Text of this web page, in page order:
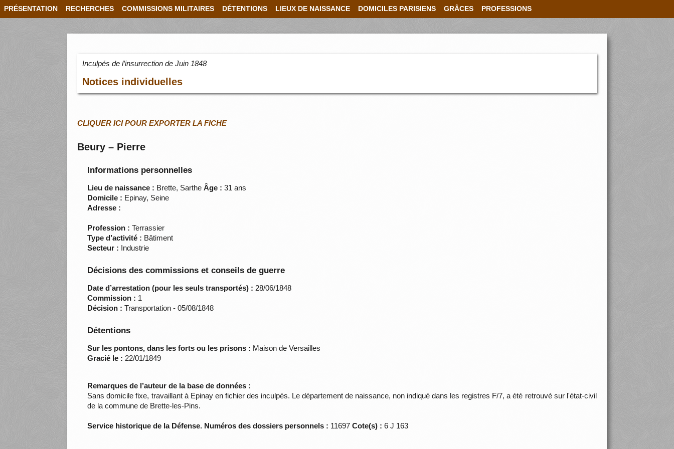
PRÉSENTATION RECHERCHES COMMISSIONS MILITAIRES DÉTENTIONS LIEUX DE NAISSANCE DOMICILES PARISIENS GRÂCES PROFESSIONS
Inculpés de l’insurrection de Juin 1848
Notices individuelles
CLIQUER ICI POUR EXPORTER LA FICHE
Beury – Pierre
Informations personnelles
Lieu de naissance : Brette, Sarthe Âge : 31 ans
Domicile : Epinay, Seine
Adresse :
Profession : Terrassier
Type d’activité : Bâtiment
Secteur : Industrie
Décisions des commissions et conseils de guerre
Date d’arrestation (pour les seuls transportés) : 28/06/1848
Commission : 1
Décision : Transportation - 05/08/1848
Détentions
Sur les pontons, dans les forts ou les prisons : Maison de Versailles
Gracié le : 22/01/1849
Remarques de l’auteur de la base de données :
Sans domicile fixe, travaillant à Epinay en fichier des inculpés. Le département de naissance, non indiqué dans les registres F/7, a été retrouvé sur l'état-civil
de la commune de Brette-les-Pins.
Service historique de la Défense. Numéros des dossiers personnels : 11697Cote(s) : 6 J 163